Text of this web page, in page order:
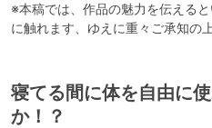
※本稿では、作品の魅力を伝える
に触れます、ゆえに重々ご承知の
寝てる間に体を自由に
か！？